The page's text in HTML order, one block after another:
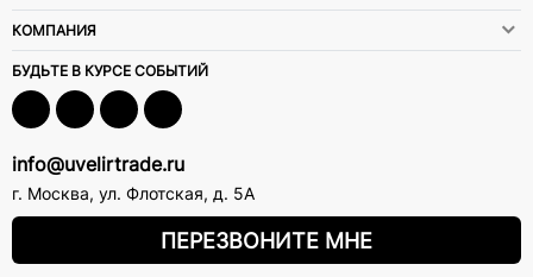
КОМПАНИЯ
БУДЬТЕ В КУРСЕ СОБЫТИЙ
info@uvelirtrade.ru
г. Москва, ул. Флотская, д. 5А
ПЕРЕЗВОНИТЕ МНЕ